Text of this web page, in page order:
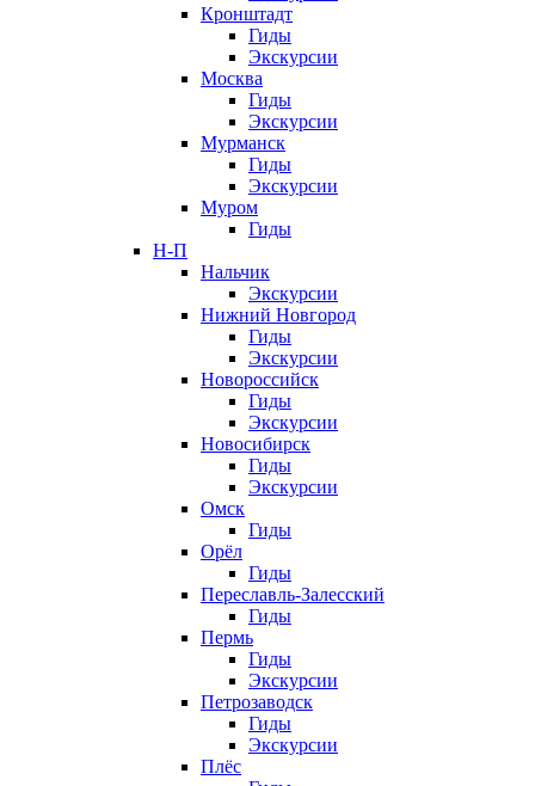
Кронштадт
Гиды
Экскурсии
Москва
Гиды
Экскурсии
Мурманск
Гиды
Экскурсии
Муром
Гиды
Н-П
Нальчик
Экскурсии
Нижний Новгород
Гиды
Экскурсии
Новороссийск
Гиды
Экскурсии
Новосибирск
Гиды
Экскурсии
Омск
Гиды
Орёл
Гиды
Переславль-Залесский
Гиды
Пермь
Гиды
Экскурсии
Петрозаводск
Гиды
Экскурсии
Плёс